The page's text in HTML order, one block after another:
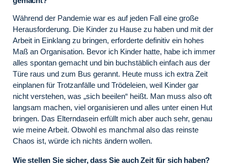
Während der Pandemie war es auf jeden Fall eine große
Herausforderung. Die Kinder zu Hause zu haben und mit der
Arbeit in Einklang zu bringen, erforderte definitiv ein hohes
Maß an Organisation. Bevor ich Kinder hatte, habe ich immer
alles spontan gemacht und bin buchstäblich einfach aus der
Türe raus und zum Bus gerannt. Heute muss ich extra Zeit
einplanen für Trotzanfälle und Trödeleien, weil Kinder gar
nicht verstehen, was „sich beeilen“ heißt. Man muss also oft
langsam machen, viel organisieren und alles unter einen Hut
bringen. Das Elterndasein erfüllt mich aber auch sehr, genau
wie meine Arbeit. Obwohl es manchmal also das reinste
Chaos ist, würde ich nichts ändern wollen.
Wie stellen Sie sicher, dass Sie auch Zeit für sich haben?